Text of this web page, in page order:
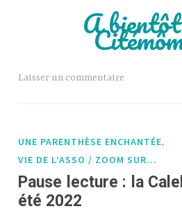
A
Laisser un commentaire
UNE PARENTHÈSE ENCHANTÉE,
VIE DE L’ASSO / ZOOM SUR…
Pause lecture : la
été 2022